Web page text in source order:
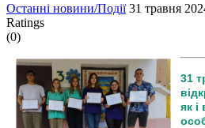
Останні новини/Події 31 травня
Ratings
(0)
31
як і